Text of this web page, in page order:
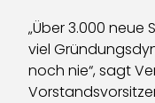
„Über 3.000
viel
noch nie“, sagt